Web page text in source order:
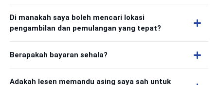
Di manakah saya boleh mencari lokasi
pengambilan dan pemulangan yang tepat?
Berapakah bayaran sehala?
Adakah lesen memandu asing saya sah untuk